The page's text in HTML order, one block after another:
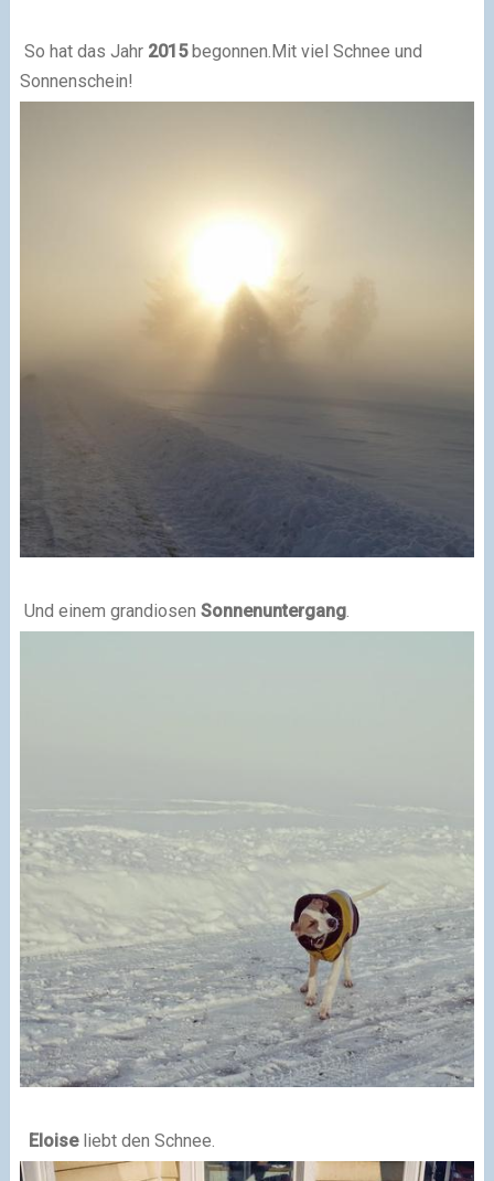
So hat das Jahr 2015begonnen. Mit viel Schnee und
Sonnenschein!
Und einem grandiosen Sonnenuntergang.
Eloiseliebt den Schnee.